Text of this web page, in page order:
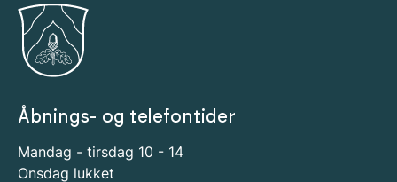
Åbnings- og telefontider
Mandag - tirsdag 10 - 14
Onsdag lukket